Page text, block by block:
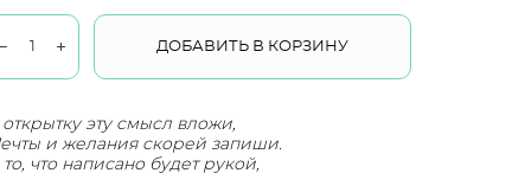
ДОБАВИТЬ В КОРЗИНУ
эту смысл вложи,
и желания скорей запиши.
что написано будет рукой,